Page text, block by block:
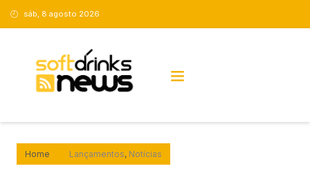
sáb, 8 agosto 2026
Home Lançamentos, Notícias